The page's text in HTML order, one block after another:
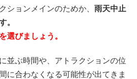
ションメインのためか、 雨天中止
。
選びましょう。
並ぶ時間や、アトラクションの位
に合わなくなる可能性が出てきま